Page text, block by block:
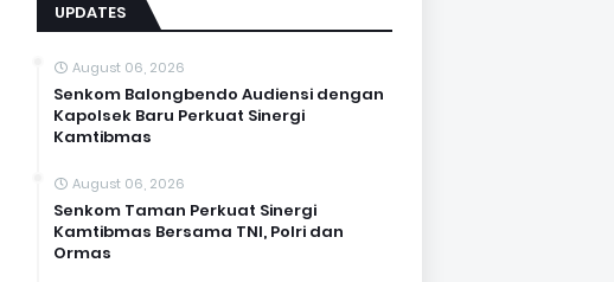
UPDATES
August 06, 2026
Senkom Balongbendo Audiensi dengan
Kapolsek Baru Perkuat Sinergi
Kamtibmas
August 06, 2026
Senkom Taman Perkuat Sinergi
Kamtibmas Bersama TNI, Polri dan
Ormas